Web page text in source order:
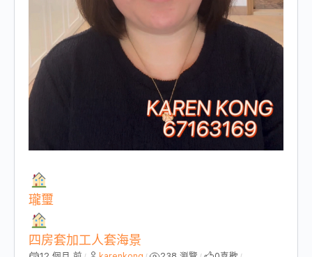
瓏璽
四房套加工人套海景